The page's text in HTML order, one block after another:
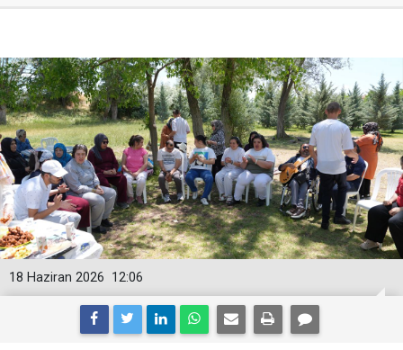
12:06
18 Haziran 2026